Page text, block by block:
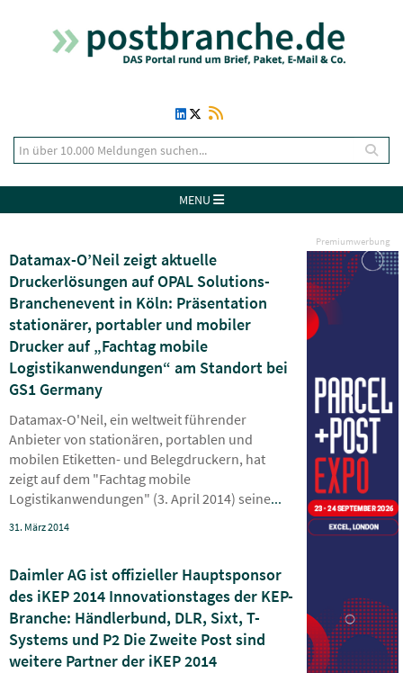
MENU
Premiumwerbung
Datamax-O’Neil zeigt aktuelle
Druckerlösungen auf OPAL Solutions-
Branchenevent in Köln: Präsentation
stationärer, portabler und mobiler
Drucker auf „Fachtag mobile
Logistikanwendungen“ am Standort bei
GS1 Germany
Datamax-O'Neil, ein weltweit führender
Anbieter von stationären, portablen und
mobilen Etiketten- und Belegdruckern, hat
zeigt auf dem "Fachtag mobile
Logistikanwendungen" (3. April 2014) seine...
31. März 2014
Daimler AG ist offizieller Hauptsponsor
des iKEP 2014 Innovationstages der KEP-
Branche: Händlerbund, DLR, Sixt, T-
Systems und P2 Die Zweite Post sind
weitere Partner der iKEP 2014